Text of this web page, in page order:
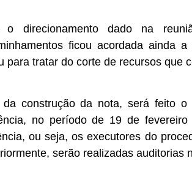
o direcionamento dado na
ficou acordada ainda
para tratar do corte de recursos que
da construção da nota, será feito o
no período de 19 de
ou seja, os executores do
serão realizadas auditorias